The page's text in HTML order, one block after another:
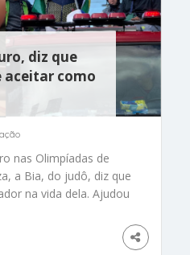
diz que
aceitar como
nas Olimpíadas de
a Bia, do judô, diz que
na vida dela. Ajudou
que foi alvo de
aparência e que sofre